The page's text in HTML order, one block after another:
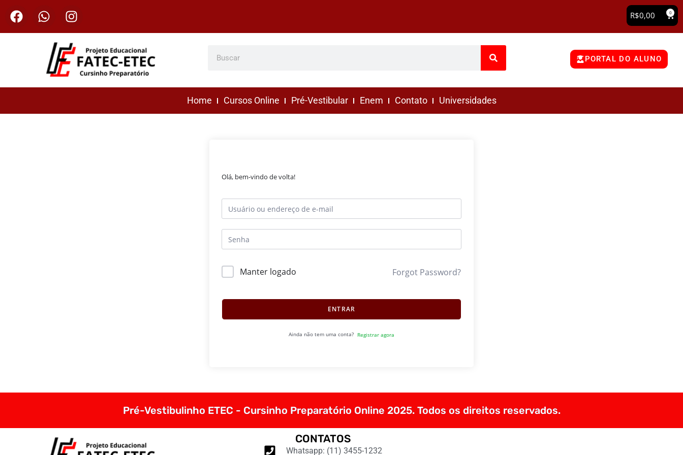
R$0,00 0
PORTAL DO ALUNO
Home Cursos Online Pré-Vestibular Enem Contato Universidades
Olá, bem-vindo de volta!
Manter logado Forgot Password?
ENTRAR
Ainda não tem uma conta? Registrar agora
Pré-Vestibulinho ETEC - Cursinho Preparatório Online 2025. Todos os direitos reservados.
CONTATOS
Whatsapp: (11) 3455-1232